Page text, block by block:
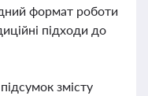
формат роботи
підходи до
змісту